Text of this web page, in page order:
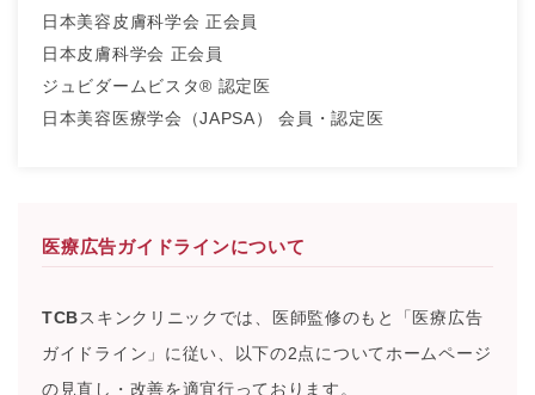
日本美容皮膚科学会 正会員
日本皮膚科学会 正会員
ジュビダームビスタ® 認定医
日本美容医療学会（JAPSA） 会員・認定医
医療広告ガイドラインについて
TCBスキンクリニックでは、医師監修のもと「医療広告
ガイドライン」に従い、以下の2点についてホームページ
の見直し・改善を適宜行っております。